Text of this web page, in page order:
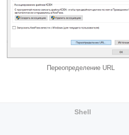
Переопределение URL